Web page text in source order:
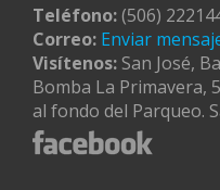
Teléfono:(506)
Correo: Enviar
Visítenos: San José,
Bomba La Primavera,
al fondo del Parqueo.